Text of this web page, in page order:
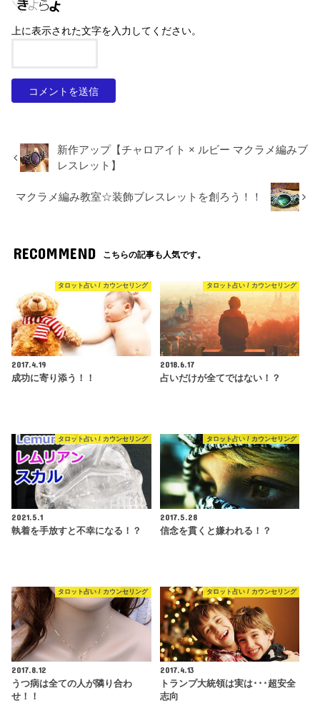
上に表示された文字を入力してください。
新作アップ【チャロアイト × ルビー マクラメ編みブ
レスレット】
マクラメ編み教室☆装飾ブレスレットを創ろう！！
RECOMMEND こちらの記事も人気です。
タロット占い / カウンセリング
2017.4.19
成功に寄り添う！！
タロット占い / カウンセリング
2018.6.17
占いだけが全てではない！？
タロット占い / カウンセリング
2021.5.1
執着を手放すと不幸になる！？
タロット占い / カウンセリング
2017.5.28
信念を貫くと嫌われる！？
タロット占い / カウンセリング
2017.8.12
うつ病は全ての人が隣り合わ
せ！！
タロット占い / カウンセリング
2017.4.13
トランプ大統領は実は･･･超安全
志向